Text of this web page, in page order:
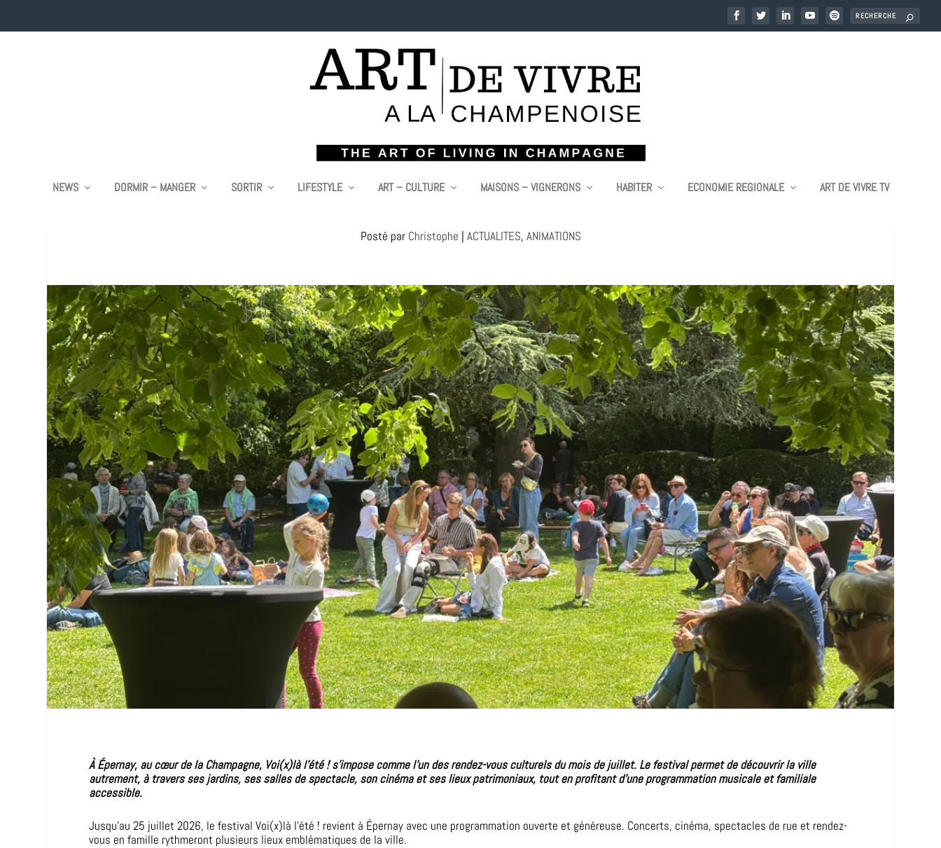
NEWS DORMIR – MANGER SORTIR LIFESTYLE ART – CULTURE MAISONS – VIGNERONS HABITER ECONOMIE REGIONALE ART DE VIVRE TV
Posté par Christophe | ACTUALITES, ANIMATIONS
À Épernay, au cœur de la Champagne, Voi(x)là l’été ! s’impose comme l’un des rendez-vous culturels du mois de juillet. Le festival permet de découvrir la ville
autrement, à travers ses jardins, ses salles de spectacle, son cinéma et ses lieux patrimoniaux, tout en profitant d’une programmation musicale et familiale
accessible.
Jusqu’au 25 juillet 2026, le festival Voi(x)là l’été ! revient à Épernay avec une programmation ouverte et généreuse. Concerts, cinéma, spectacles de rue et rendez-
vous en famille rythmeront plusieurs lieux emblématiques de la ville.